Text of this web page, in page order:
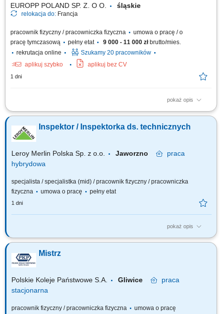
EUROPP POLAND SP. Z. O O. śląskie
relokacja do: Francja
pracownik fizyczny / pracowniczka fizyczna
umowa o pracę / o
pracę tymczasową
pełny etat 9 000 - 11 000 złbrutto/mies.
rekrutacja online
Szukamy 20 pracowników
aplikuj szybko
aplikuj bez CV
1 dni
pokaż opis
Odświeżanie i renowacja domków kempingowych na podstawie listy
listew narożnych, zestawów prysznicowych oraz wymiana oświetlenia i
osprzętu elektrycznego; Układanie wykładzin podłogowych oraz linoleum;
Inspektor / Inspektorka ds. technicznych
Leroy Merlin Polska Sp. z o.o. Jaworzno
praca
hybrydowa
specjalista / specjalistka (mid) / pracownik fizyczny / pracowniczka
fizyczna
umowa o pracę pełny etat
1 dni
pokaż opis
Jakie zadania na Ciebie czekają? Utrzymanie stanu technicznego
bezpieczeństwa firmy; Kontrolowanie stanu technicznego obiektu i
wszystkich instalacji; Reagowanie na bieżąco na zaistniałe usterki i
Mistrz
Polskie Koleje Państwowe S.A. Gliwice
praca
stacjonarna
pracownik fizyczny / pracowniczka fizyczna
umowa o pracę